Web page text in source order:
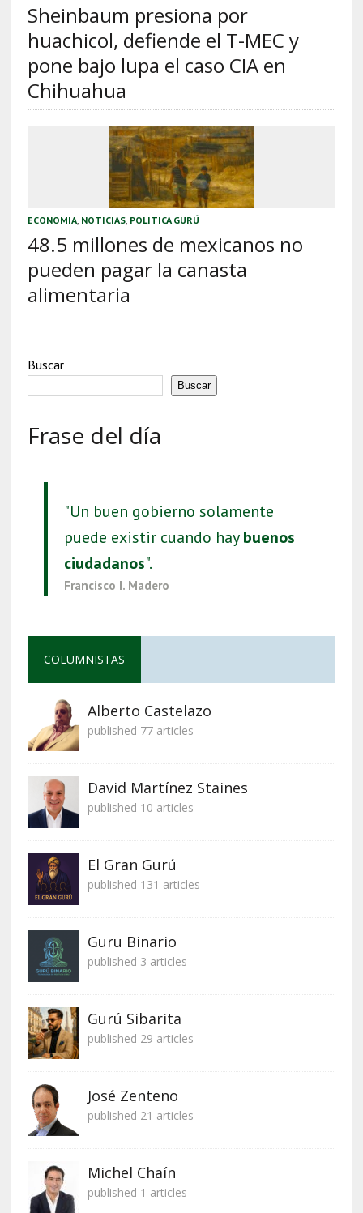
Sheinbaum presiona por
huachicol, defiende el T-MEC y
pone bajo lupa el caso CIA en
Chihuahua
ECONOMÍA, NOTICIAS, POLÍTICA GURÚ
48.5 millones de mexicanos no
pueden pagar la canasta
alimentaria
Buscar
Buscar
Frase del día
"Un buen gobierno solamente
puede existir cuando haybuenos
ciudadanos".
Francisco I. Madero
COLUMNISTAS
Alberto Castelazo
published 77 articles
David Martínez Staines
published 10 articles
El Gran Gurú
published 131 articles
Guru Binario
published 3 articles
Gurú Sibarita
published 29 articles
José Zenteno
published 21 articles
Michel Chaín
published 1 articles